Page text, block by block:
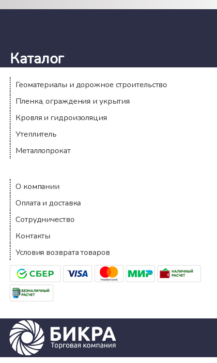
Каталог
Геоматериалы и дорожное строительство
Пленка, ограждения и укрытия
Кровля и гидроизоляция
Утеплитель
Металлопрокат
Компания
О компании
Оплата и доставка
Сотрудничество
Контакты
Условия возврата товаров